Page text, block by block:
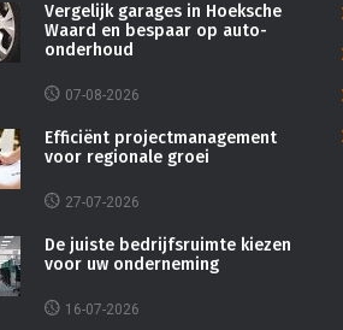
Vergelijk garages in Hoeksche
Waard en bespaar op auto-
onderhoud
07-08-2026
Efficiënt projectmanagement
voor regionale groei
27-07-2026
De juiste bedrijfsruimte kiezen
voor uw onderneming
16-07-2026